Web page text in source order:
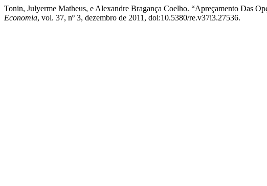
Tonin, Julyerme Matheus, e Alexandre Bragança Coelho. “Apreçamento Das
Economia, vol. 37, nº 3, dezembro de 2011, doi:10.5380/re.v37i3.27536.